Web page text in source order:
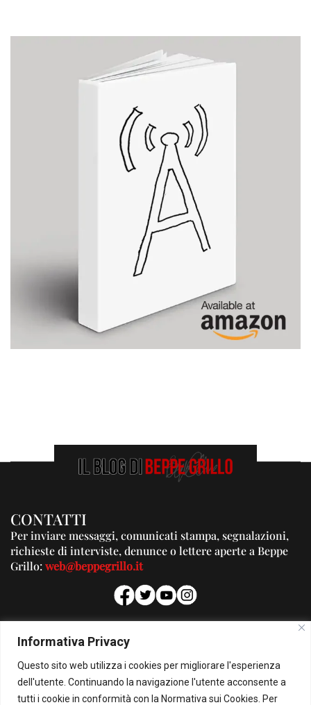
Informativa Privacy
Questo sito web utilizza i cookies per migliorare l'esperienza
dell'utente. Continuando la navigazione l'utente acconsente a
tutti i cookie in conformità con la Normativa sui Cookies. Per
CONTATTI
Per inviare messaggi, comunicati stampa, segnalazioni,
richieste di interviste, denunce o lettere aperte a Beppe
Grillo:web@beppegrillo.it
PUBBLICITA'
Per la tua pubblicità su questo Blog:
pubblicita@beppegrillo.it